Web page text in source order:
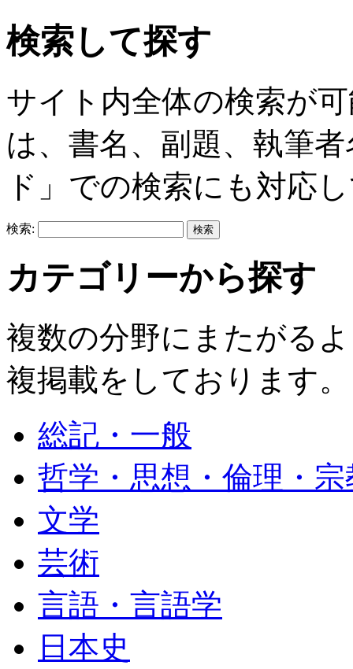
検索して探す
サイト内全体の検索が
は、書名、副題、執筆
ド」での検索にも対応
検索:
カテゴリーから探す
複数の分野にまたがる
複掲載をしております。
総記・一般
哲学・思想・倫理・宗
文学
芸術
言語・言語学
日本史